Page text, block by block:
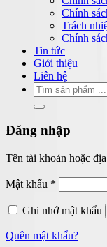
Chính
Trách
Chính
Tin tức
Giới thiệu
Liên hệ
Tìm
kiếm:
Đăng nhập
Tên tài khoản hoặc
Mật khẩu *
buộc
Ghi nhớ mật khẩu
Quên mật khẩu?